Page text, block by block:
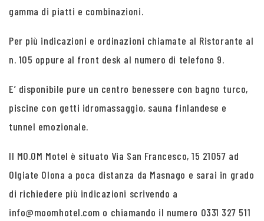
gamma di piatti e combinazioni.
Per più indicazioni e ordinazioni chiamate al Ristorante al
n. 105 oppure al front desk al numero di telefono 9.
E’ disponibile pure un centro benessere con bagno turco,
piscine con getti idromassaggio, sauna finlandese e
tunnel emozionale.
Il MO.OM Motel è situato Via San Francesco, 15 21057 ad
Olgiate Olona a poca distanza da Masnago e sarai in grado
di richiedere più indicazioni scrivendo a
info@moomhotel.com o chiamando il numero 0331 327 511